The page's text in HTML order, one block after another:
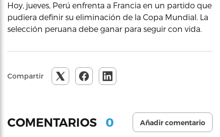
Hoy, jueves, Perú enfrenta a Francia en un partido que
pudiera definir su eliminación de la Copa Mundial. La
selección peruana debe ganar para seguir con vida.
Compartir
COMENTARIOS 0 Añadir comentario